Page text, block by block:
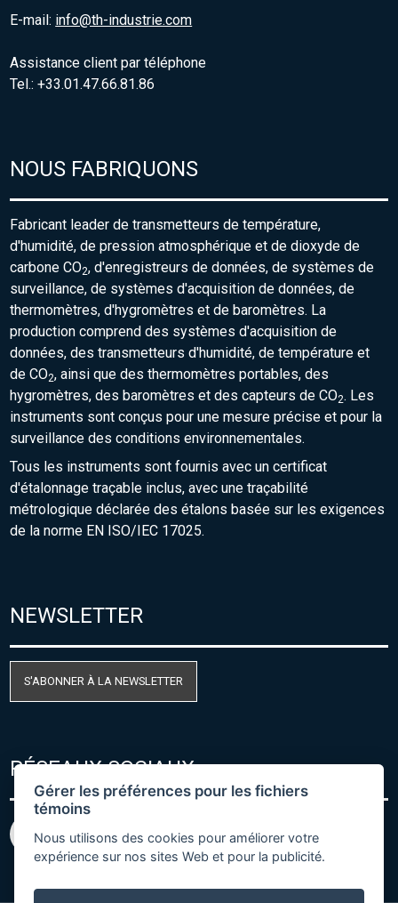
E-mail: info@th-industrie.com
Assistance client par téléphone
Tel.: +33.01.47.66.81.86
NOUS FABRIQUONS
Fabricant leader de transmetteurs de température,
d'humidité, de pression atmosphérique et de dioxyde de
carbone CO2, d'enregistreurs de données, de systèmes de
surveillance, de systèmes d'acquisition de données, de
thermomètres, d'hygromètres et de baromètres. La
production comprend des systèmes d'acquisition de
données, des transmetteurs d'humidité, de température et
de CO2, ainsi que des thermomètres portables, des
hygromètres, des baromètres et des capteurs de CO2. Les
instruments sont conçus pour une mesure précise et pour la
surveillance des conditions environnementales.
Tous les instruments sont fournis avec un certificat
d'étalonnage traçable inclus, avec une traçabilité
métrologique déclarée des étalons basée sur les exigences
de la norme EN ISO/IEC 17025.
NEWSLETTER
S'ABONNER À LA NEWSLETTER
RÉSEAUX SOCIAUX
Gérer les préférences pour les fichiers
témoins
Nous utilisons des cookies pour améliorer votre
expérience sur nos sites Web et pour la publicité.